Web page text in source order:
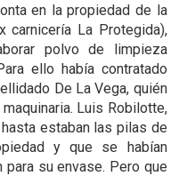
en la propiedad de la
carnicería La Protegida),
polvo de limpieza
ello había contratado
De La Vega, quién
Luis Robilotte,
estaban las pilas de
y que se habían
su envase. Pero que